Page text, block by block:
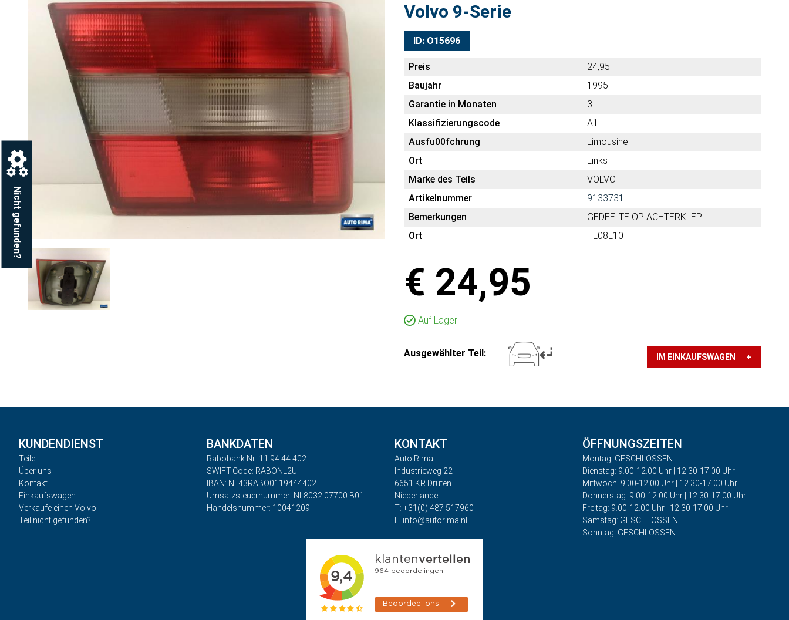
Volvo 9-Serie
ID: O15696
Preis
24,95
Baujahr
1995
Garantie in Monaten
3
Klassifizierungscode
A1
Ausfu00fchrung
Limousine
Ort
Links
Marke des Teils
VOLVO
Artikelnummer
9133731
Bemerkungen
GEDEELTE OP ACHTERKLEP
Ort
HL08L10
€ 24,95
Auf Lager
Ausgewählter Teil: IM EINKAUFSWAGEN +
KUNDENDIENST
Teile
Über uns
Kontakt
Einkaufswagen
Verkaufe einen Volvo
Teil nicht gefunden?
BANKDATEN
Rabobank Nr: 11.94.44.402
SWIFT-Code: RABONL2U
IBAN: NL43RABO0119444402
Umsatzsteuernummer: NL8032.07700.B01
Handelsnummer: 10041209
KONTAKT
Auto Rima
Industrieweg 22
6651 KR Druten
Niederlande
T: +31(0) 487 517960
E: info@autorima.nl
ÖFFNUNGSZEITEN
Montag: GESCHLOSSEN
Dienstag: 9.00-12.00 Uhr | 12.30-17.00 Uhr
Mittwoch: 9.00-12.00 Uhr | 12.30-17.00 Uhr
Donnerstag: 9.00-12.00 Uhr | 12.30-17.00 Uhr
Freitag: 9.00-12.00 Uhr | 12.30-17.00 Uhr
Samstag: GESCHLOSSEN
Sonntag: GESCHLOSSEN
Nicht gefunden?